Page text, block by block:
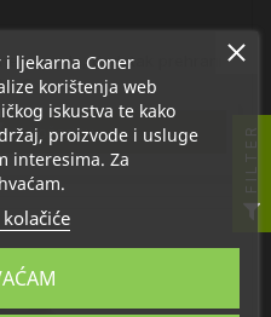
kapsule, dodatak prehrani
€
U košaricu
ljekarna Coner
korištenja web
iskustva te kako
proizvode i usluge
interesima. Za
FILTER